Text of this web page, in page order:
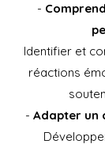
-
Identifier et
réactions
- Adapter un